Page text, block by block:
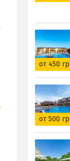
от 450
от 500